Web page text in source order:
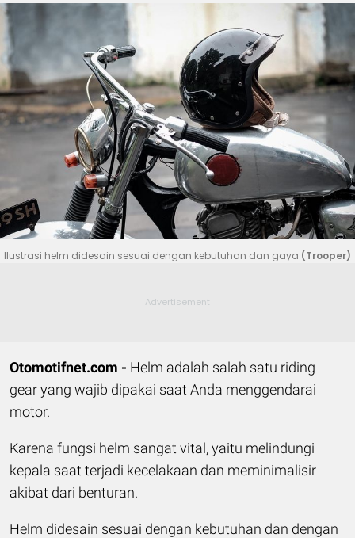
Ilustrasi helm didesain sesuai dengan kebutuhan dan gaya (Trooper)
Otomotifnet.com - Helm adalah salah satu riding
gear yang wajib dipakai saat Anda menggendarai
motor.
Karena fungsi helm sangat vital, yaitu melindungi
kepala saat terjadi kecelakaan dan meminimalisir
akibat dari benturan.
Helm didesain sesuai dengan kebutuhan dan dengan